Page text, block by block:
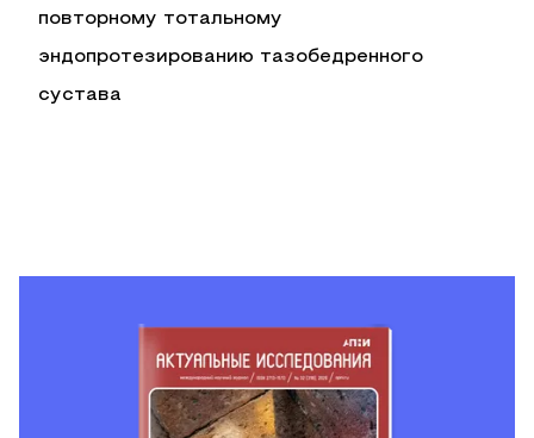
повторному тотальному
эндопротезированию тазобедренного
сустава